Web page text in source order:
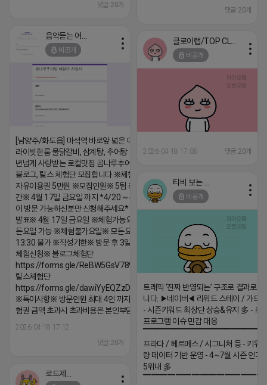
댓글:20개
댓글:20개
비공개
[남양주/화도읍] 마석역 바로앞 넓은 매장과, 프
라이빗한룸 물닭갈비, 삼계탕, 추어탕 맛집 10
년넘게 사랑받는 로컬맛집 곰나루추어탕에서
블로그, 릴스 체험단 모집합니다 ※체험메뉴※
자유이용권 5만원 ※모집인원※ 5팀 ※모집기
간※ 4월 17일 금요일 까지 *4/20 ~ 4/26 사
이 방문 가능하신분만 신청해주세요* ※체험단
발표※ 4월 17일 금요일 ※체험가능요일※ 모
든요일 가능 ※체험불가요일※ 모든요일 12 ~
13:30 불가 ※작성기한※ 방문 후 3일 이내 ※
체험신청※ 블로그체험단
https://forms.gle/ReBW5GsV789ur2Pz6
릴스체험단
https://forms.gle/dawiYyEQZzDdqf8W8
※특이사항※ 방문인원 최대 4인 까지 가능 체
험권 금액 초과시 초과비용은 본인부담입니다.
2026-04-18 17:12
댓글:20개
비공개
2026-04-18 17:05 댓글:20개
비공개
트래픽 ‘진짜 반영되는’ 구조로 결과로
니다. ▶네이버◀ 리워드 스테이 / 가드 /
- 시즌키워드 최상단 상승&유지 多 - 로
프로그램 이슈 민감 대응
▔▔▔▔▔▔▔▔▔▔▔▔▔▔▔▔▔▔ ▶
프라다 / 헤르메스 / 시그니처 등 - 키워
량 데이터 기반 운영 - 4~7월 시즌 인기
5위내 多